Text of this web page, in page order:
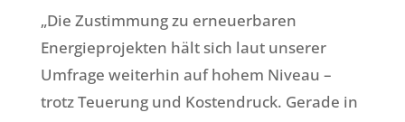
„Die Zustimmung zu erneuerbaren
Energieprojekten hält sich laut unserer
Umfrage weiterhin auf hohem Niveau –
trotz Teuerung und Kostendruck. Gerade in